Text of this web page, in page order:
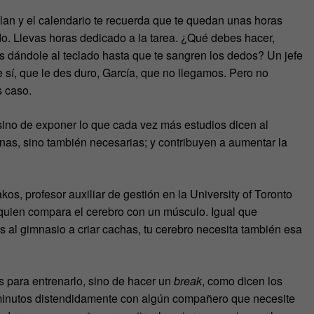
y el calendario te recuerda que te quedan unas horas
Llevas horas dedicado a la tarea. ¿Qué debes hacer,
al teclado hasta que te sangren los dedos? Un jefe
que le des duro, García, que no llegamos. Pero no
caso.
de exponer lo que cada vez más estudios dicen al
sino también necesarias; y contribuyen a aumentar la
profesor auxiliar de gestión en la University of Toronto
compara el cerebro con un músculo. Igual que
gimnasio a criar cachas, tu cerebro necesita también esa
para entrenarlo, sino de hacer un break, como dicen los
distendidamente con algún compañero que necesite